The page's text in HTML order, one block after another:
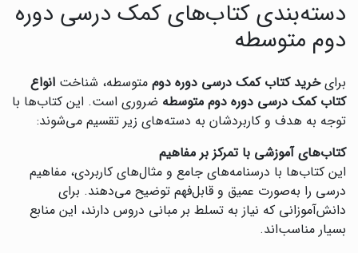
دسته‌بندی کتاب‌های کمک درسی دوره
دوم متوسطه
برایخرید کتاب کمک درسی دوره دوم متوسطه، شناخت انواع
کتاب کمک درسی دوره دوم متوسطه ضروری است. این کتاب‌ها با
توجه به هدف و کاربردشان به دسته‌های زیر تقسیم می‌شوند:
کتاب‌های آموزشی با تمرکز بر مفاهیم
این کتاب‌ها با درسنامه‌های جامع و مثال‌های کاربردی، مفاهیم
درسی را به‌صورت عمیق و قابل‌فهم توضیح می‌دهند. برای
دانش‌آموزانی که نیاز به تسلط بر مبانی دروس دارند، این منابع
بسیار مناسب‌اند.